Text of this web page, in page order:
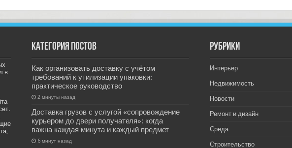
в
Категория постов
Как организовать доставку с учётом
требований к утилизации упаковки:
практическое руководство
2 минуты назад
Доставка грузов с услугой «сопровождение
курьером до двери получателя»: когда
важна каждая минута и каждый предмет
6 минут назад
РУбрики
Интерьер
Недвижимость
Новости
Ремонт и дизайн
Среда
Строительство